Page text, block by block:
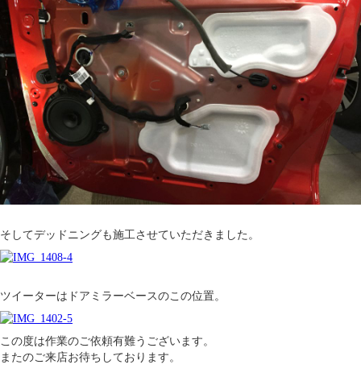
そしてデッドニングも施工させていただきました。
ツイーターはドアミラーベースのこの位置。
この度は作業のご依頼有難うございます。
またのご来店お待ちしております。